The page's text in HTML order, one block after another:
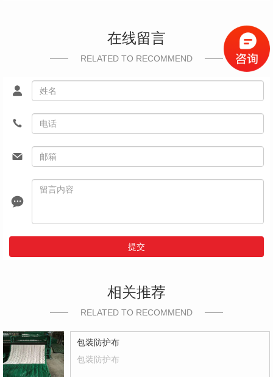
在线留言
RELATED TO RECOMMEND
提交
相关推荐
RELATED TO RECOMMEND
包装防护布
包装防护布